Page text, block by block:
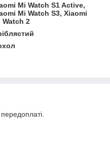
Mi Watch S1 Active,
Mi Watch S3, Xiaomi
Watch 2